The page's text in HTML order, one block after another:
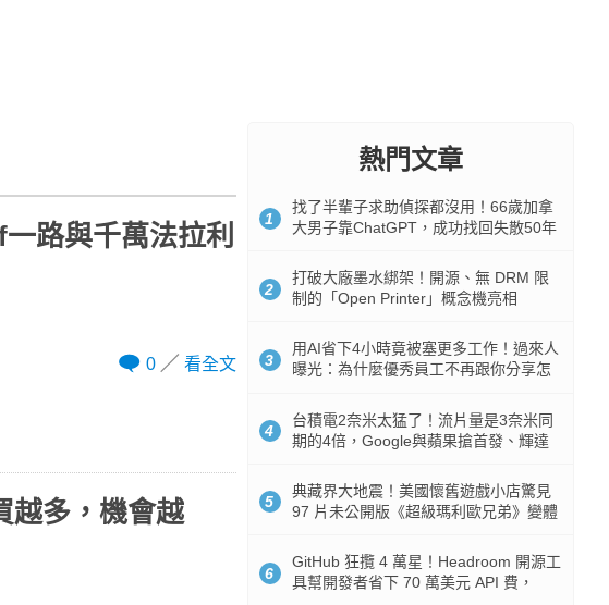
路與千萬法拉利
0 看全文
越多，機會越
熱門文章
1
找了半輩子求助偵探都沒用！66歲加拿
大男子靠ChatGPT，成功找回失散50年
2
打破大廠墨水綁架！開源、無 DRM 限
制的「Open Printer」概念機亮相
3
用AI省下4小時竟被塞更多工作！過來人
曝光：為什麼優秀員工不再跟你分享怎
4
台積電2奈米太猛了！流片量是3奈米同
期的4倍，Google與蘋果搶首發、輝達
5
典藏界大地震！美國懷舊遊戲小店驚見
97 片未公開版《超級瑪利歐兄弟》變體
6
GitHub 狂攬 4 萬星！Headroom 開源工
具幫開發者省下 70 萬美元 API 費，